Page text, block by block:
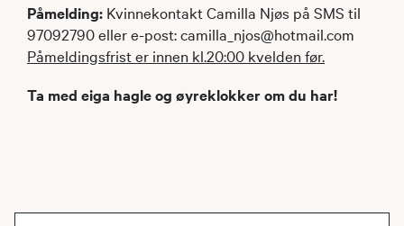
Påmelding: Kvinnekontakt Camilla Njøs på SMS til
97092790 eller e-post: camilla_njos@hotmail.com
Påmeldingsfrist er innen kl.20:00 kvelden før.
Ta med eiga hagle og øyreklokker om du har!